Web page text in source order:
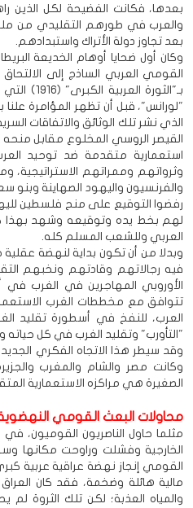
بعدها، فكانت الفضيحة لكل الذين
والعرب في طورهم التقليدي من
بعد تجاوز دولة الأتراك واستبدادهم.
وكان أول ضحايا أوهام الخديعة
القومي العربي الساذج إلى الالتحاق
بـ"الثورة
"لورانس"، قبل أن تظهر المؤامرة علنا
الذي نشر تلك الوثائق والاتفاقات
القيصر الروسي المخلوع مقابل
استعمارية متقدمة ضد توحيد
وثرواتهم وممراتهم الاستراتيجية،
والفرنسيون واليهود الصهاينة
رفضوا التوقيع على منح فلسطين
لهم بخط يده وتوقيعه وشهد بهذا
العربي وللشعب المسلم كله.
وبدلا من أن تكون بداية لنهضة
فيه رجالاتهم وقادتهم ونخبهم
الأوروبي المهاجرين في الغرب في
تتوافق مع مخططات الغرب
العرب، للنفخ في أسطورة تقليد
"التأورب" وتقليد الغرب في كل حياته
وقد سيطر هذا الاتجاه الفكري
وكانت مصر والشام والمغرب
الصغيرة هي مراكزه الاستعمارية
محاولات البعث القومي
مثلما حاول الناصريون القوميون،
الخارجية وفشلت وراوحت مكانها
القومي إنجاز نهضة عراقية عربية
مالية هائلة وضخمة، فقد كان
والمياه العذبة؛ لكن تلك الثروة